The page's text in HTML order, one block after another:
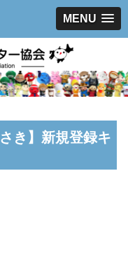
MENU
き】新規登録キ